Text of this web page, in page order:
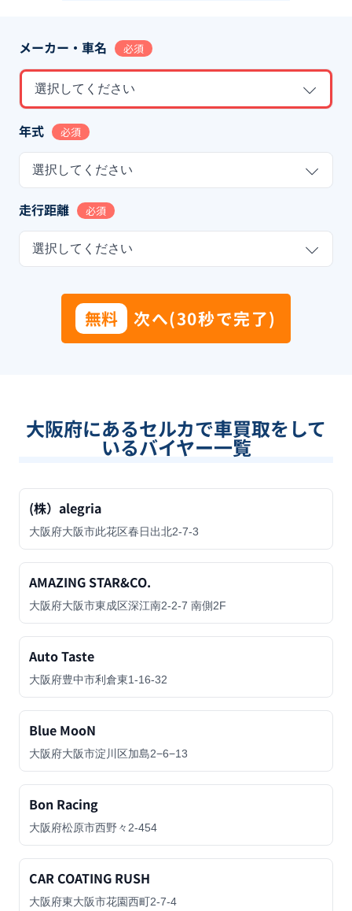
メーカー・車名 必須
選択してください
年式 必須
選択してください
走行距離 必須
選択してください
無料 次へ(30秒で完了)
大阪府にあるセルカで車買取をして
いるバイヤー一覧
(株）alegria
大阪府大阪市此花区春日出北2-7-3
AMAZING STAR&CO.
大阪府大阪市東成区深江南2-2-7 南側2F
Auto Taste
大阪府豊中市利倉東1-16-32
Blue MooN
大阪府大阪市淀川区加島2−6−13
Bon Racing
大阪府松原市西野々2-454
CAR COATING RUSH
大阪府東大阪市花園西町2-7-4